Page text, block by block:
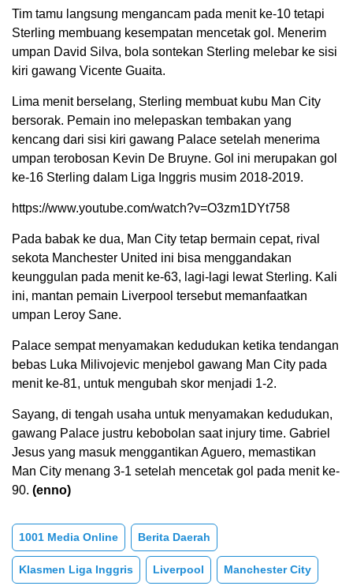
Tim tamu langsung mengancam pada menit ke-10 tetapi
Sterling membuang kesempatan mencetak gol. Menerim
umpan David Silva, bola sontekan Sterling melebar ke sisi
kiri gawang Vicente Guaita.
Lima menit berselang, Sterling membuat kubu Man City
bersorak. Pemain ino melepaskan tembakan yang
kencang dari sisi kiri gawang Palace setelah menerima
umpan terobosan Kevin De Bruyne. Gol ini merupakan gol
ke-16 Sterling dalam Liga Inggris musim 2018-2019.
https://www.youtube.com/watch?v=O3zm1DYt758
Pada babak ke dua, Man City tetap bermain cepat, rival
sekota Manchester United ini bisa menggandakan
keunggulan pada menit ke-63, lagi-lagi lewat Sterling. Kali
ini, mantan pemain Liverpool tersebut memanfaatkan
umpan Leroy Sane.
Palace sempat menyamakan kedudukan ketika tendangan
bebas Luka Milivojevic menjebol gawang Man City pada
menit ke-81, untuk mengubah skor menjadi 1-2.
Sayang, di tengah usaha untuk menyamakan kedudukan,
gawang Palace justru kebobolan saat injury time. Gabriel
Jesus yang masuk menggantikan Aguero, memastikan
Man City menang 3-1 setelah mencetak gol pada menit ke-
90. (enno)
1001 Media Online Berita Daerah
Klasmen Liga Inggris Liverpool Manchester City